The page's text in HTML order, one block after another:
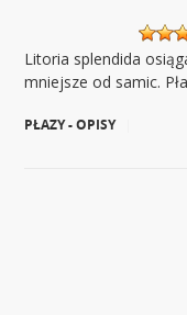
Litoria splendida
mniejsze od samic.
PŁAZY - OPISY